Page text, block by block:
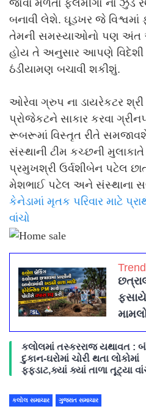
જોવા મળતા ફ્લેમીંગો ના ઝુંડ
બનાવી લેશે. ઘૂડખર જે
તેમની સમસ્યાઓનો પણ અંત
હોય તે અનુસાર આપણે
ઠંડીયામણ બચાવી શકીશું.
ઓરેવા ગ્રુપ ના ડાયરેકટર
પ્રોજેકટને સાકાર કરવા
રૂબરૂમાં વિસ્તૃત રીતે
સંસ્થાની ટીમ કચ્છની
પ્રમુખશ્રી ઉર્વશીબેન પટેલ
મેશભાઈ પટેલ અને સંસ્થાના
કેનેડામાં મૃતક પરિવાર માટે
વાંચો
કલોલમાં તસ્કરરાજ યથાવત :
દુકાન-ઘરોમાં ચોરી થતા લોકોમાં
ફફડાટ,ક્યાં ક્યાં તાળા તૂટ્યા
કલોલ સમાચાર ગુજરાત સમાચાર